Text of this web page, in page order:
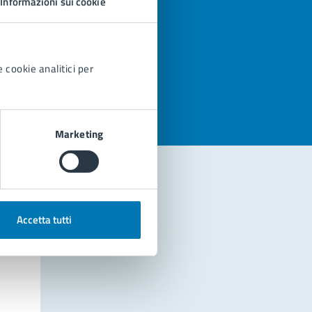
cookie analitici per
Marketing
Accetta tutti